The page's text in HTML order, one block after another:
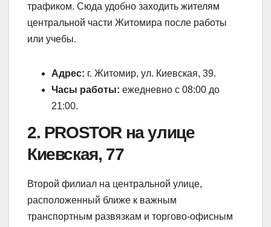
трафиком. Сюда удобно заходить жителям
центральной части Житомира после работы
или учебы.
Адрес: г. Житомир, ул. Киевская, 39.
Часы работы: ежедневно с 08:00 до
21:00.
2. PROSTOR на улице
Киевская, 77
Второй филиал на центральной улице,
расположенный ближе к важным
транспортным развязкам и торгово-офисным